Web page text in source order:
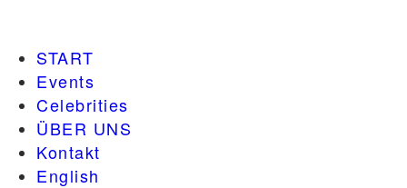
START
Events
Celebrities
ÜBER UNS
Kontakt
English